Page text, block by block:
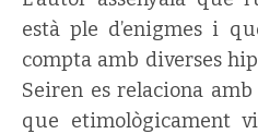
està ple d’enigmes i
compta amb diverses
Seiren es relaciona
que etimològicament